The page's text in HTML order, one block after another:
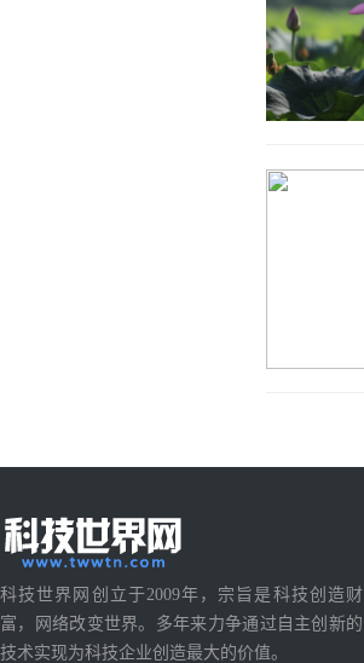
科技世界网创立于2009年，宗旨是科技创造财
富，网络改变世界。多年来力争通过自主创新的
技术实现为科技企业创造最大的价值。